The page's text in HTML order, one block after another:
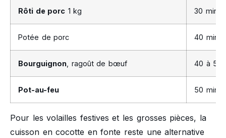
Rôti de porc 1 kg 30 min
Potée de porc 40 min
Bourguignon , ragoût de bœuf 40 à 50
Pot-au-feu 50 min à
Pour les volailles festives et les grosses pièces, la
cuisson en cocotte en fonte reste une alternative